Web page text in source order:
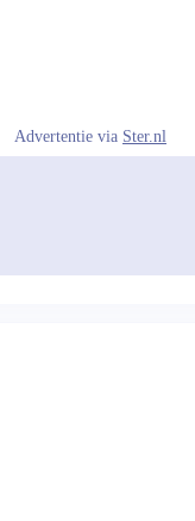
Advertentie via Ster.nl